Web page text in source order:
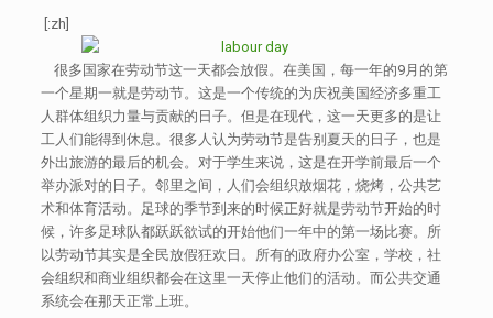
[:zh]
很多国家在劳动节这一天都会放假。在美国，每一年的9月的第
一个星期一就是劳动节。这是一个传统的为庆祝美国经济多重工
人群体组织力量与贡献的日子。但是在现代，这一天更多的是让
工人们能得到休息。很多人认为劳动节是告别夏天的日子，也是
外出旅游的最后的机会。对于学生来说，这是在开学前最后一个
举办派对的日子。邻里之间，人们会组织放烟花，烧烤，公共艺
术和体育活动。足球的季节到来的时候正好就是劳动节开始的时
候，许多足球队都跃跃欲试的开始他们一年中的第一场比赛。所
以劳动节其实是全民放假狂欢日。所有的政府办公室，学校，社
会组织和商业组织都会在这里一天停止他们的活动。而公共交通
系统会在那天正常上班。